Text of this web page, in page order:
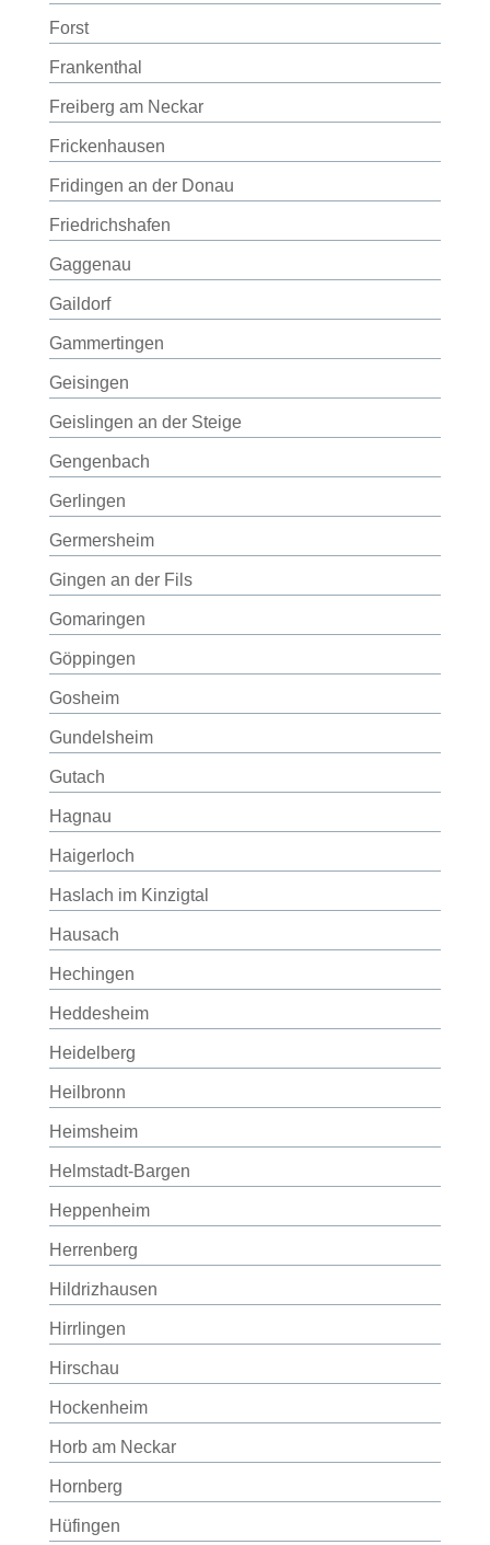
Forst
Frankenthal
Freiberg am Neckar
Frickenhausen
Fridingen an der Donau
Friedrichshafen
Gaggenau
Gaildorf
Gammertingen
Geisingen
Geislingen an der Steige
Gengenbach
Gerlingen
Germersheim
Gingen an der Fils
Gomaringen
Göppingen
Gosheim
Gundelsheim
Gutach
Hagnau
Haigerloch
Haslach im Kinzigtal
Hausach
Hechingen
Heddesheim
Heidelberg
Heilbronn
Heimsheim
Helmstadt-Bargen
Heppenheim
Herrenberg
Hildrizhausen
Hirrlingen
Hirschau
Hockenheim
Horb am Neckar
Hornberg
Hüfingen